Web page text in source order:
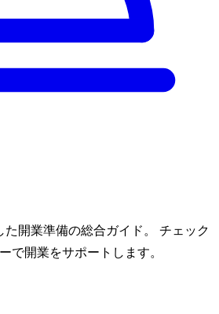
た開業準備の総合ガイド。 チェック
で開業をサポートします。